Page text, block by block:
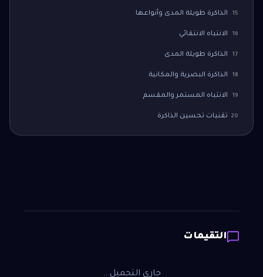
15 الذاكرة طويلة المدى وأنواعها
16 الانتباه الانتقائي
17 الذاكرة طويلة المدى
18 الذاكرة البصرية والمكانية
19 الانتباه المستمر والمقسم
20 تقنيات تحسين الذاكرة
التقيمات
جاري التحميل...